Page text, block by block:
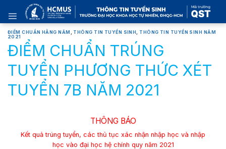
content
ĐIỂM CHUẨN HẰNG NĂM THÔNG TIN TUYỂN SINH
THÔNG TIN TUYỂN SINH NĂM
2021
ĐIỂM CHUẨN TRÚNG
TUYỂN PHƯƠNG THỨC XÉT
TUYỂN 7B NĂM 2021
THÔNG BÁO
Kết quả trúng tuyển, các thủ tục xác nhận nhập học và nhập
học vào đại học hệ chính quy năm 2021